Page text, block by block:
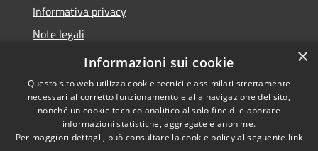
Informativa privacy
Note legali
Dichiarazione di accessibilità
Accessibilità
Copyright © 2026 • Comune di
Baranzate • Powered by
×
Informazioni sui cookie
Questo sito web utilizza cookie tecnici e assimilati strettamente
necessari al corretto funzionamento e alla navigazione del sito,
nonché un cookie tecnico analitico al solo fine di elaborare
informazioni statistiche, aggregate e anonime.
Per maggiori dettagli, può consultare la cookie policy al seguente link